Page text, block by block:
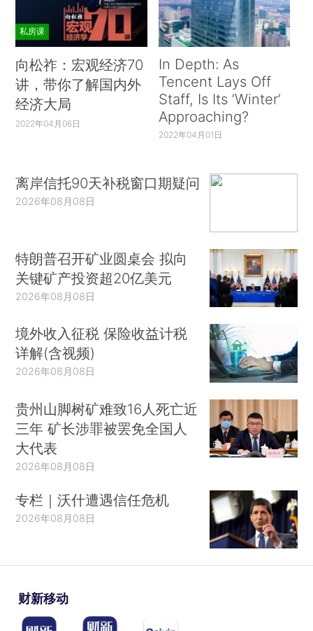
私房课
向松祚：宏观经济70
讲，带你了解国内外
经济大局
2022年04月06日
In Depth: As
Tencent Lays Off
Staff, Is Its ‘Winter’
Approaching?
2022年04月01日
离岸信托90天补税窗口期疑问
2026年08月08日
特朗普召开矿业圆桌会 拟向
关键矿产投资超20亿美元
2026年08月08日
境外收入征税 保险收益计税
详解(含视频)
2026年08月08日
贵州山脚树矿难致16人死亡近
三年 矿长涉罪被罢免全国人
大代表
2026年08月08日
专栏｜沃什遭遇信任危机
2026年08月08日
财新移动